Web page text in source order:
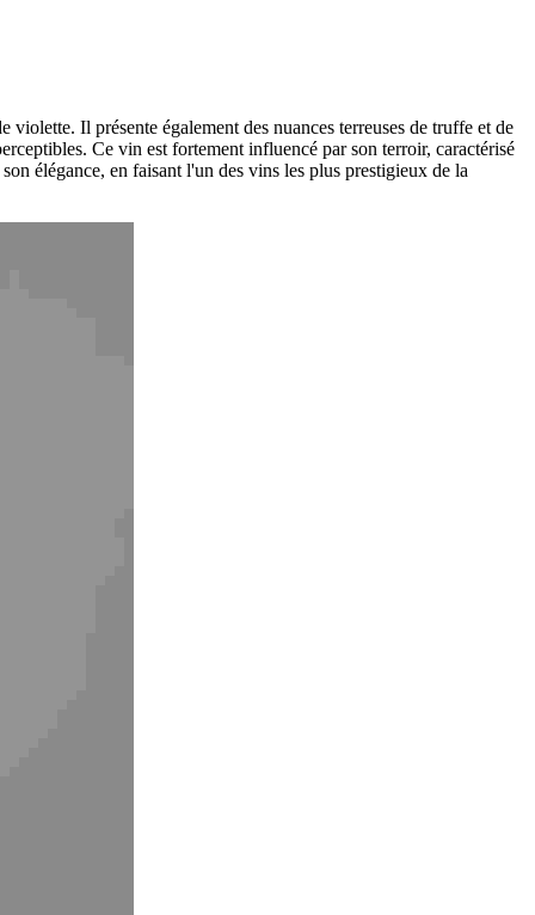
Il présente également des nuances terreuses de truffe et de
Ce vin est fortement influencé par son terroir, caractérisé
élégance, en faisant l'un des vins les plus prestigieux de la